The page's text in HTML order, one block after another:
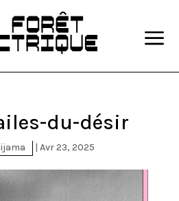
du-désir
|Avr 23, 2025
a